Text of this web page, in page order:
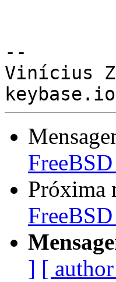
--
Vinícius
Próxima
] [